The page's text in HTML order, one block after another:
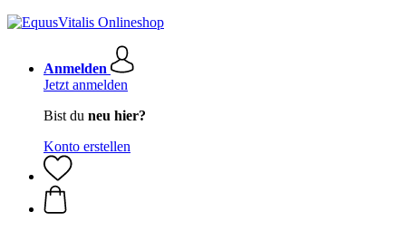
Anmelden
Jetzt anmelden
Bist du neu hier?
Konto erstellen